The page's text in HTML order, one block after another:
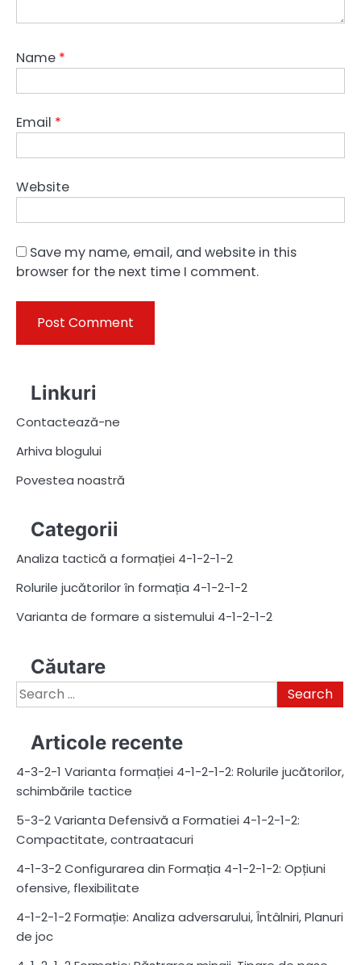
Name *
Email *
Website
Save my name, email, and website in this
browser for the next time I comment.
Linkuri
Contactează-ne
Arhiva blogului
Povestea noastră
Categorii
Analiza tactică a formației 4-1-2-1-2
Rolurile jucătorilor în formația 4-1-2-1-2
Varianta de formare a sistemului 4-1-2-1-2
Căutare
Search
for:
Articole recente
4-3-2-1 Varianta formației 4-1-2-1-2: Rolurile jucătorilor,
schimbările tactice
5-3-2 Varianta Defensivă a Formatiei 4-1-2-1-2:
Compactitate, contraatacuri
4-1-3-2 Configurarea din Formația 4-1-2-1-2: Opțiuni
ofensive, flexibilitate
4-1-2-1-2 Formație: Analiza adversarului, Întâlniri, Planuri
de joc